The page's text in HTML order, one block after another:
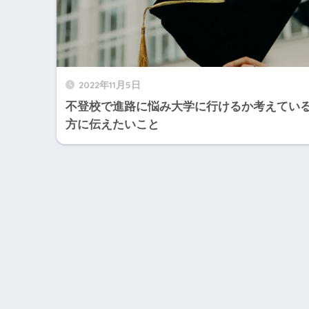
2022年11月5日
不登校で進路に悩み大学に行けるか考えてい
方に伝えたいこと